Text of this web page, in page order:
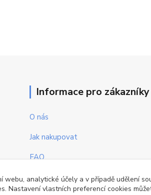
Informace pro zákazníky
O nás
Jak nakupovat
FAQ
Obchodní podmínky
webu, analytické účely a v případě udělení
Nastavení vlastních preferencí cookies